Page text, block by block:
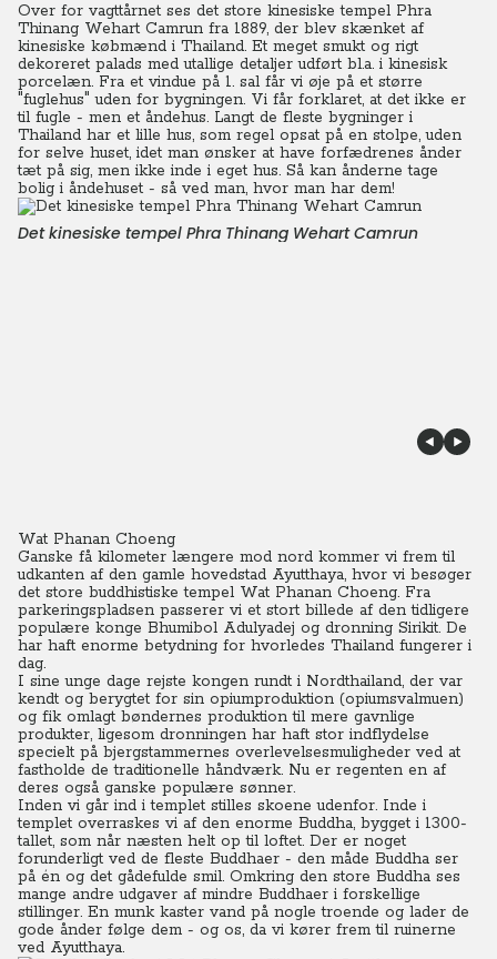
Over for vagttårnet ses det store kinesiske tempel Phra
Thinang Wehart Camrun fra 1889, der blev skænket af
kinesiske købmænd i Thailand. Et meget smukt og rigt
dekoreret palads med utallige detaljer udført bl.a. i kinesisk
porcelæn. Fra et vindue på 1. sal får vi øje på et større
"fuglehus" uden for bygningen. Vi får forklaret, at det ikke er
til fugle - men et åndehus. Langt de fleste bygninger i
Thailand har et lille hus, som regel opsat på en stolpe, uden
for selve huset, idet man ønsker at have forfædrenes ånder
tæt på sig, men ikke inde i eget hus. Så kan ånderne tage
bolig i åndehuset - så ved man, hvor man har dem!
Det kinesiske tempel Phra Thinang Wehart Camrun
Wat Phanan Choeng
Ganske få kilometer længere mod nord kommer vi frem til
udkanten af den gamle hovedstad Ayutthaya, hvor vi besøger
det store buddhistiske tempel Wat Phanan Choeng. Fra
parkeringspladsen passerer vi et stort billede af den tidligere
populære konge Bhumibol Adulyadej og dronning Sirikit. De
har haft enorme betydning for hvorledes Thailand fungerer i
dag.
I sine unge dage rejste kongen rundt i Nordthailand, der var
kendt og berygtet for sin opiumproduktion (opiumsvalmuen)
og fik omlagt bøndernes produktion til mere gavnlige
produkter, ligesom dronningen har haft stor indflydelse
specielt på bjergstammernes overlevelsesmuligheder ved at
fastholde de traditionelle håndværk. Nu er regenten en af
deres også ganske populære sønner.
Inden vi går ind i templet stilles skoene udenfor. Inde i
templet overraskes vi af den enorme Buddha, bygget i 1300-
tallet, som når næsten helt op til loftet. Der er noget
forunderligt ved de fleste Buddhaer - den måde Buddha ser
på én og det gådefulde smil. Omkring den store Buddha ses
mange andre udgaver af mindre Buddhaer i forskellige
stillinger. En munk kaster vand på nogle troende og lader de
gode ånder følge dem - og os, da vi kører frem til ruinerne
ved Ayutthaya.